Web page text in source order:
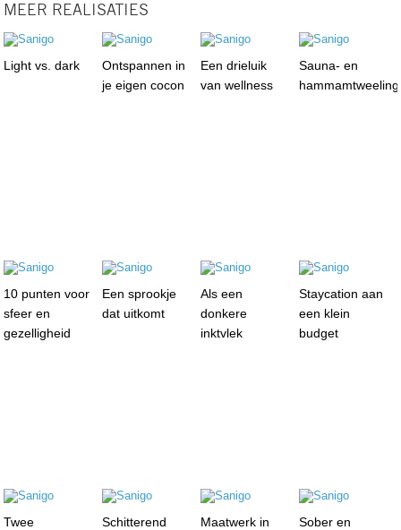
MEER REALISATIES
Light vs. dark
Ontspannen in
je eigen cocon
Een drieluik
van wellness
Sauna- en
hammamtweeling
10 punten voor
sfeer en
gezelligheid
Een sprookje
dat uitkomt
Als een
donkere
inktvlek
Staycation aan
een klein
budget
Twee
Schitterend
Maatwerk in
Sober en